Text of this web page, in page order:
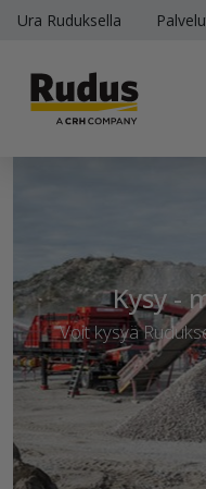
Ura Ruduksella
Kysy -
Voit kysyä